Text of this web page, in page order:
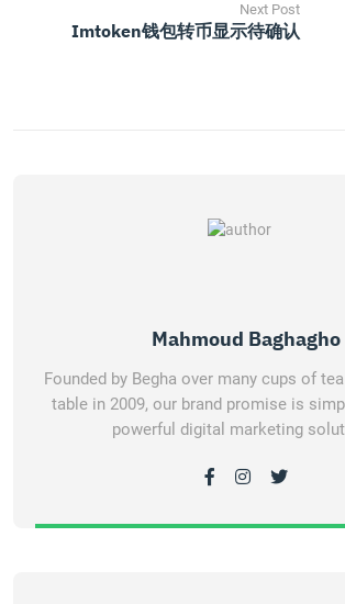
Next Post
Imtoken钱包转币显示待确认
Mahmoud Baghagho
Founded by Begha over many cups of
table in 2009, our brand promise is
powerful digital marketing